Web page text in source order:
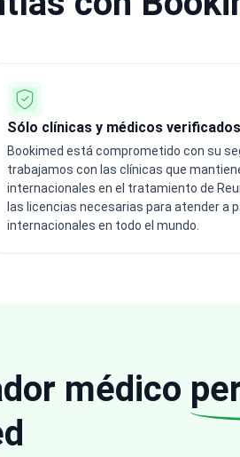
Sólo clínicas y médicos verificados
Bookimed está comprometido con su
trabajamos con las clínicas que
internacionales en el tratamiento de
las licencias necesarias para atender a
internacionales en todo el mundo.
médico